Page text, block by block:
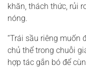
khăn, thách thức, rủi
nóng.
“Trái sầu riêng muốn
chủ thể trong chuỗi
hợp tác gắn bó để